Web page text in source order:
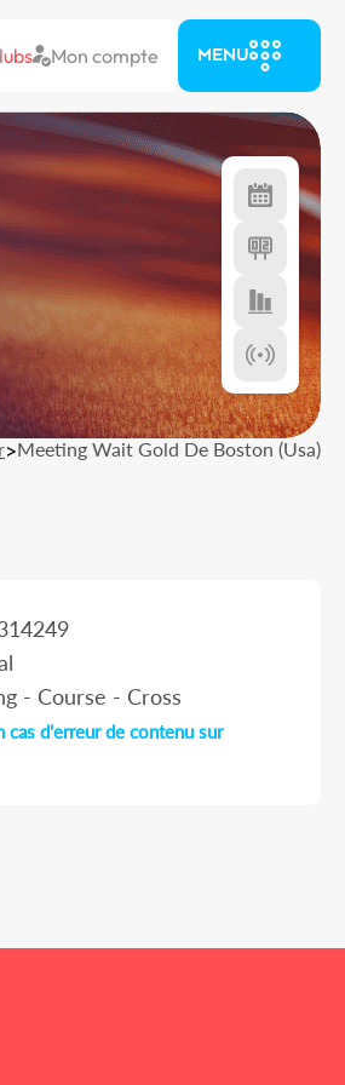
Mon compte MENU
>Meeting Wait Gold De Boston (Usa)
- Course - Cross
cas d'erreur de contenu sur